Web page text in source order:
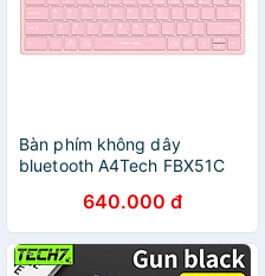
Bàn phím không dây
bluetooth A4Tech FBX51C
640.000 đ